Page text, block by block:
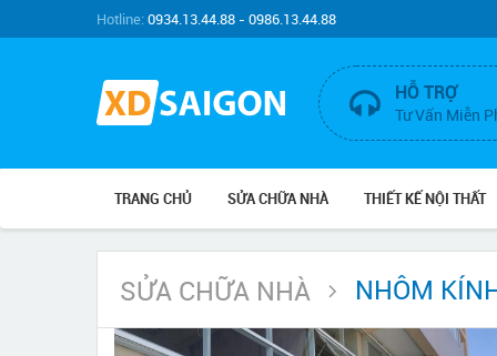
Hotline:0934.13.44.88 - 0986.13.44.88
HỖ TRỢ
Tư Vấn Miễn
TRANG CHỦ SỬA CHỮA NHÀ THIẾT KẾ NỘI THẤT
SỬA CHỮA NHÀ NHÔM